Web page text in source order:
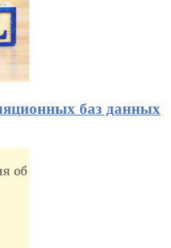
баз данных